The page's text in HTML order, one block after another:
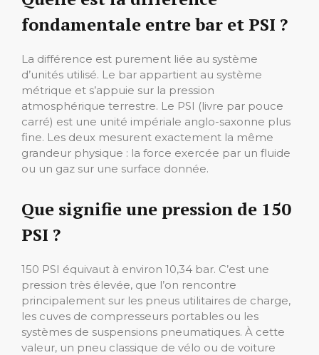
fondamentale entre bar et PSI ?
La différence est purement liée au système
d’unités utilisé. Le bar appartient au système
métrique et s’appuie sur la pression
atmosphérique terrestre. Le PSI (livre par pouce
carré) est une unité impériale anglo-saxonne plus
fine. Les deux mesurent exactement la même
grandeur physique : la force exercée par un fluide
ou un gaz sur une surface donnée.
Que signifie une pression de 150
PSI ?
150 PSI équivaut à environ 10,34 bar. C’est une
pression très élevée, que l’on rencontre
principalement sur les pneus utilitaires de charge,
les cuves de compresseurs portables ou les
systèmes de suspensions pneumatiques. À cette
valeur, un pneu classique de vélo ou de voiture